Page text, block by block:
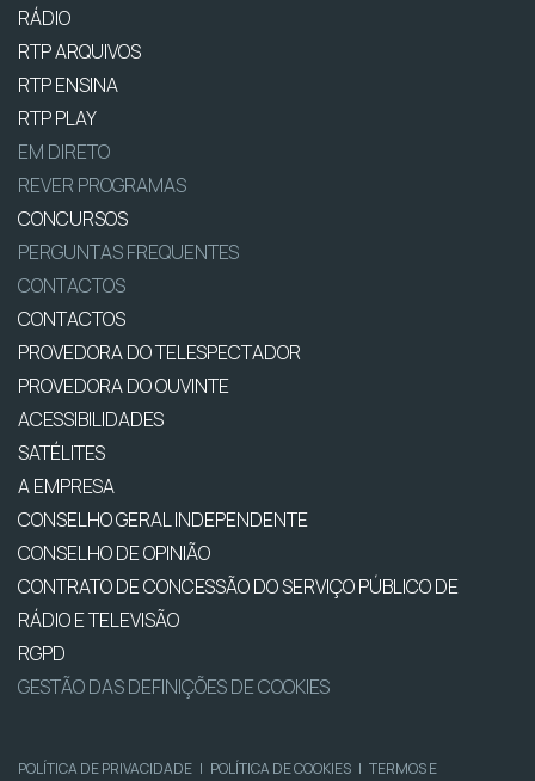
RÁDIO
RTP ARQUIVOS
RTP ENSINA
RTP PLAY
EM DIRETO
REVER PROGRAMAS
CONCURSOS
PERGUNTAS FREQUENTES
CONTACTOS
CONTACTOS
PROVEDORA DO TELESPECTADOR
PROVEDORA DO OUVINTE
ACESSIBILIDADES
SATÉLITES
A EMPRESA
CONSELHO GERAL INDEPENDENTE
CONSELHO DE OPINIÃO
CONTRATO DE CONCESSÃO DO SERVIÇO PÚBLICO DE
RÁDIO E TELEVISÃO
RGPD
GESTÃO DAS DEFINIÇÕES DE COOKIES
POLÍTICA DE PRIVACIDADE | POLÍTICA DE COOKIES | TERMOS E